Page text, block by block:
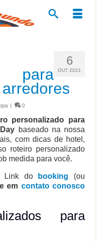
6
OUT 2021
para
| 0
personalizado para
baseado na nossa
com dicas de hotel,
roteiro personalizado
medida para você.
Link do booking (ou
em contato conosco
para